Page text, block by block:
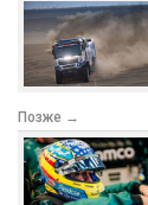
Позже →